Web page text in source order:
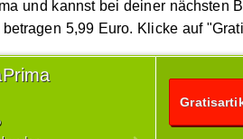
und kannst bei deiner nächsten
5,99 Euro. Klicke auf